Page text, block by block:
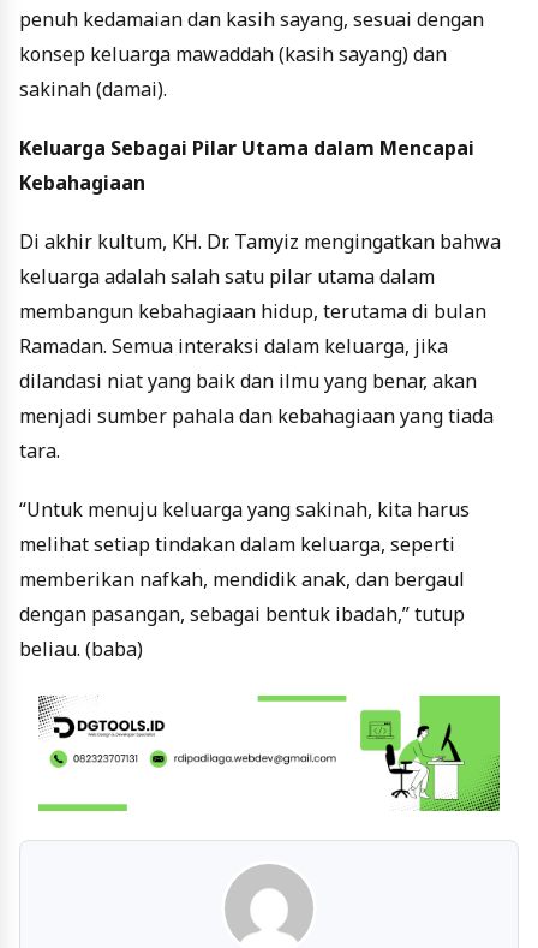
penuh kedamaian dan kasih sayang, sesuai dengan
konsep keluarga mawaddah (kasih sayang) dan
sakinah (damai).
Keluarga Sebagai Pilar Utama dalam Mencapai
Kebahagiaan
Di akhir kultum, KH. Dr. Tamyiz mengingatkan bahwa
keluarga adalah salah satu pilar utama dalam
membangun kebahagiaan hidup, terutama di bulan
Ramadan. Semua interaksi dalam keluarga, jika
dilandasi niat yang baik dan ilmu yang benar, akan
menjadi sumber pahala dan kebahagiaan yang tiada
tara.
“Untuk menuju keluarga yang sakinah, kita harus
melihat setiap tindakan dalam keluarga, seperti
memberikan nafkah, mendidik anak, dan bergaul
dengan pasangan, sebagai bentuk ibadah,” tutup
beliau. (baba)